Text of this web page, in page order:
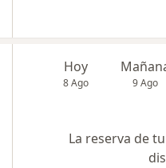
Hoy
8 Ago 9 Ago
La reserva de